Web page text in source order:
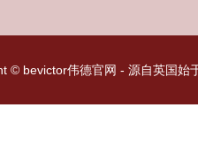
© bevictor伟德官网 - 源自英国